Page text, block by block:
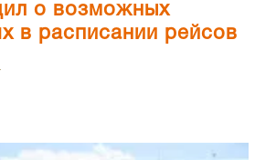
о возможных
в расписании рейсов